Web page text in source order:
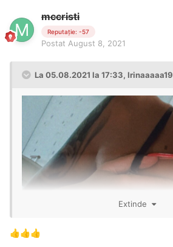
mccristi
Reputație: -57
Postat August 8, 2021
La 05.08.2021 la 17:33, Irinaaaaa19
Extinde
👍👍👍